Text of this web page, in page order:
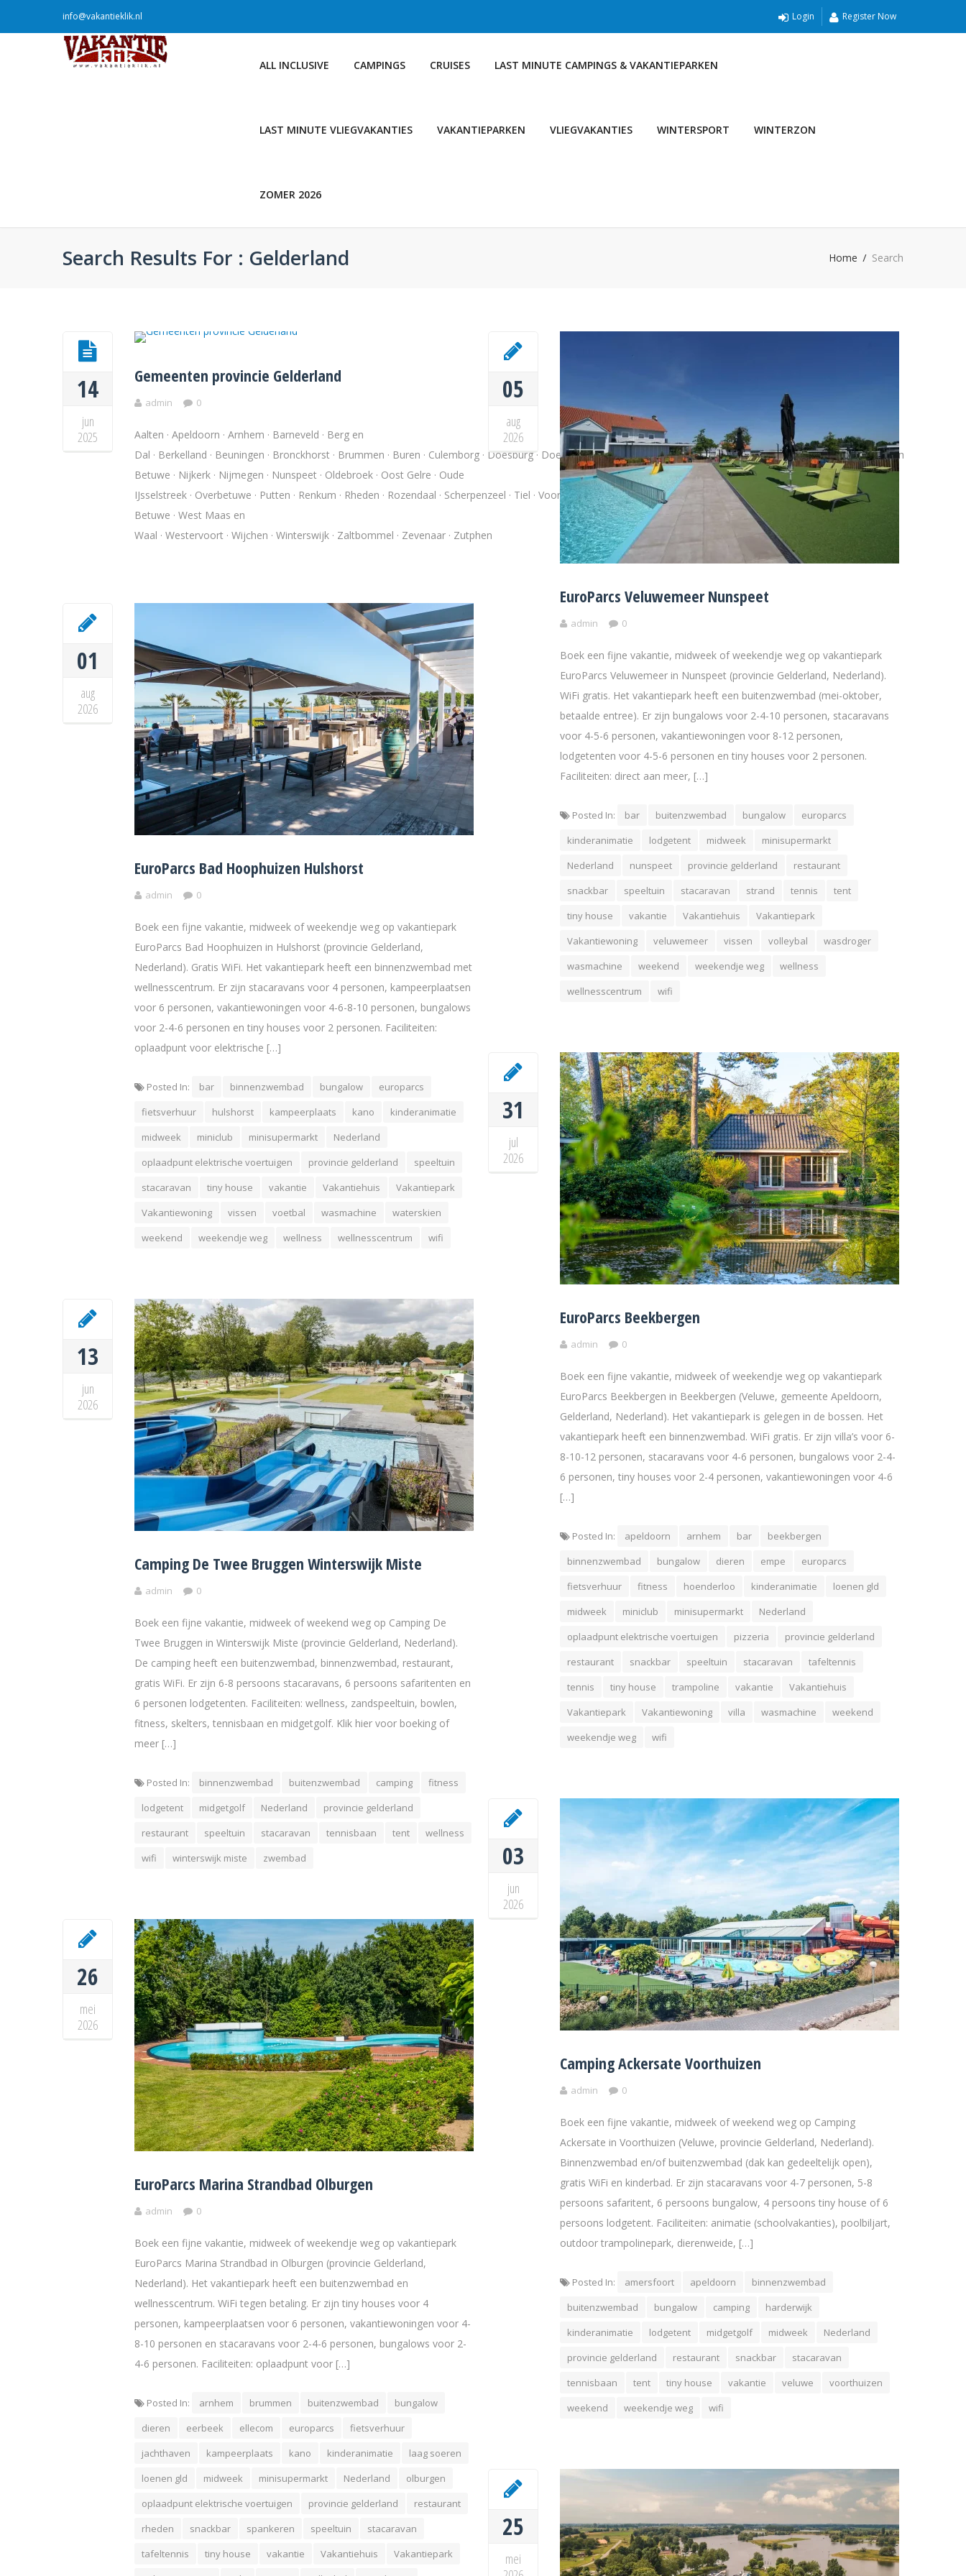
info@vakantieklik.nl Login Register Now
ALL INCLUSIVE CAMPINGS CRUISES LAST MINUTE CAMPINGS & VAKANTIEPARKEN
LAST MINUTE VLIEGVAKANTIES VAKANTIEPARKEN VLIEGVAKANTIES WINTERSPORT WINTERZON
ZOMER 2026
Search Results For : Gelderland Home Search
14
jun
2025
Gemeenten provincie Gelderland
admin 0
Aalten · Apeldoorn · Arnhem · Barneveld · Berg en
Dal · Berkelland · Beuningen · Bronckhorst · Brummen · Buren · Culemborg · Doesburg · Doetinchem · Druten · Duiven · Ede · Elburg · Epe · Ermelo · Harderwijk · Hattem · Heerde
Betuwe · Nijkerk · Nijmegen · Nunspeet · Oldebroek · Oost Gelre · Oude
IJsselstreek · Overbetuwe · Putten · Renkum · Rheden · Rozendaal · Scherpenzeel · Tiel · Voorst · Wageningen · West
Betuwe · West Maas en
Waal · Westervoort · Wijchen · Winterswijk · Zaltbommel · Zevenaar · Zutphen
05
aug
2026
EuroParcs Veluwemeer Nunspeet
admin 0
Boek een fijne vakantie, midweek of weekendje weg op vakantiepark
EuroParcs Veluwemeer in Nunspeet (provincie Gelderland, Nederland).
WiFi gratis. Het vakantiepark heeft een buitenzwembad (mei-oktober,
betaalde entree). Er zijn bungalows voor 2-4-10 personen, stacaravans
voor 4-5-6 personen, vakantiewoningen voor 8-12 personen,
lodgetenten voor 4-5-6 personen en tiny houses voor 2 personen.
Faciliteiten: direct aan meer, […]
Posted In: bar buitenzwembad bungalow
europarcs
kinderanimatie
lodgetent midweek
minisupermarkt
Nederland
nunspeet provincie gelderland
restaurant
snackbar
speeltuin stacaravan strand tennis
tent
tiny house
vakantie Vakantiehuis
Vakantiepark
Vakantiewoning
veluwemeer vissen volleybal
wasdroger
wasmachine
weekend weekendje weg
wellness
wellnesscentrum
wifi
01
aug
2026
EuroParcs Bad Hoophuizen Hulshorst
admin 0
Boek een fijne vakantie, midweek of weekendje weg op vakantiepark
EuroParcs Bad Hoophuizen in Hulshorst (provincie Gelderland,
Nederland). Gratis WiFi. Het vakantiepark heeft een binnenzwembad met
wellnesscentrum. Er zijn stacaravans voor 4 personen, kampeerplaatsen
voor 6 personen, vakantiewoningen voor 4-6-8-10 personen, bungalows
voor 2-4-6 personen en tiny houses voor 2 personen. Faciliteiten:
oplaadpunt voor elektrische […]
Posted In: bar binnenzwembad bungalow
europarcs
fietsverhuur
hulshorst kampeerplaats kano
kinderanimatie
midweek
miniclub minisupermarkt
Nederland
oplaadpunt elektrische voertuigen
provincie gelderland
speeltuin
stacaravan
tiny house vakantie Vakantiehuis
Vakantiepark
Vakantiewoning
vissen voetbal wasmachine
waterskien
weekend
weekendje weg wellness wellnesscentrum wifi
31
jul
2026
EuroParcs Beekbergen
admin 0
Boek een fijne vakantie, midweek of weekendje weg op vakantiepark
EuroParcs Beekbergen in Beekbergen (Veluwe, gemeente Apeldoorn,
Gelderland, Nederland). Het vakantiepark is gelegen in de bossen. Het
vakantiepark heeft een binnenzwembad. WiFi gratis. Er zijn villa’s voor 6-
8-10-12 personen, stacaravans voor 4-6 personen, bungalows voor 2-4-
6 personen, tiny houses voor 2-4 personen, vakantiewoningen voor 4-6
[…]
Posted In: apeldoorn arnhem bar
beekbergen
binnenzwembad
bungalow dieren empe
europarcs
fietsverhuur
fitness hoenderloo kinderanimatie
loenen gld
midweek
miniclub minisupermarkt
Nederland
oplaadpunt elektrische voertuigen
pizzeria
provincie gelderland
restaurant
snackbar speeltuin stacaravan
tafeltennis
tennis
tiny house trampoline vakantie
Vakantiehuis
Vakantiepark
Vakantiewoning villa wasmachine
weekend
weekendje weg
wifi
13
jun
2026
Camping De Twee Bruggen Winterswijk Miste
admin 0
Boek een fijne vakantie, midweek of weekend weg op Camping De
Twee Bruggen in Winterswijk Miste (provincie Gelderland, Nederland).
De camping heeft een buitenzwembad, binnenzwembad, restaurant,
gratis WiFi. Er zijn 6-8 persoons stacaravans, 6 persoons safaritenten en
6 personen lodgetenten. Faciliteiten: wellness, zandspeeltuin, bowlen,
fitness, skelters, tennisbaan en midgetgolf. Klik hier voor boeking of
meer […]
Posted In: binnenzwembad buitenzwembad camping
fitness
lodgetent
midgetgolf Nederland
provincie gelderland
restaurant
speeltuin stacaravan tennisbaan tent
wellness
wifi
winterswijk miste zwembad 03
jun
2026
Camping Ackersate Voorthuizen
admin 0
Boek een fijne vakantie, midweek of weekend weg op Camping
Ackersate in Voorthuizen (Veluwe, provincie Gelderland, Nederland).
Binnenzwembad en/of buitenzwembad (dak kan gedeeltelijk open),
gratis WiFi en kinderbad. Er zijn stacaravans voor 4-7 personen, 5-8
persoons safaritent, 6 persoons bungalow, 4 persoons tiny house of 6
persoons lodgetent. Faciliteiten: animatie (schoolvakanties), poolbiljart,
outdoor trampolinepark, dierenweide, […]
Posted In: amersfoort apeldoorn
binnenzwembad
buitenzwembad
bungalow camping
harderwijk
kinderanimatie
lodgetent midgetgolf midweek
Nederland
provincie gelderland
restaurant snackbar
stacaravan
tennisbaan
tent tiny house vakantie veluwe
voorthuizen
weekend
weekendje weg wifi
26
mei
2026
EuroParcs Marina Strandbad Olburgen
admin 0
Boek een fijne vakantie, midweek of weekendje weg op vakantiepark
EuroParcs Marina Strandbad in Olburgen (provincie Gelderland,
Nederland). Het vakantiepark heeft een buitenzwembad en
wellnesscentrum. WiFi tegen betaling. Er zijn tiny houses voor 4
personen, kampeerplaatsen voor 6 personen, vakantiewoningen voor 4-
8-10 personen en stacaravans voor 2-4-6 personen, bungalows voor 2-
4-6 personen. Faciliteiten: oplaadpunt voor […]
Posted In: arnhem brummen buitenzwembad
bungalow
dieren
eerbeek ellecom europarcs
fietsverhuur
jachthaven
kampeerplaats kano kinderanimatie
laag soeren
loenen gld
midweek minisupermarkt Nederland
olburgen
oplaadpunt elektrische voertuigen
provincie gelderland
restaurant
rheden
snackbar spankeren speeltuin
stacaravan
tafeltennis
tiny house vakantie Vakantiehuis
Vakantiepark
25
mei